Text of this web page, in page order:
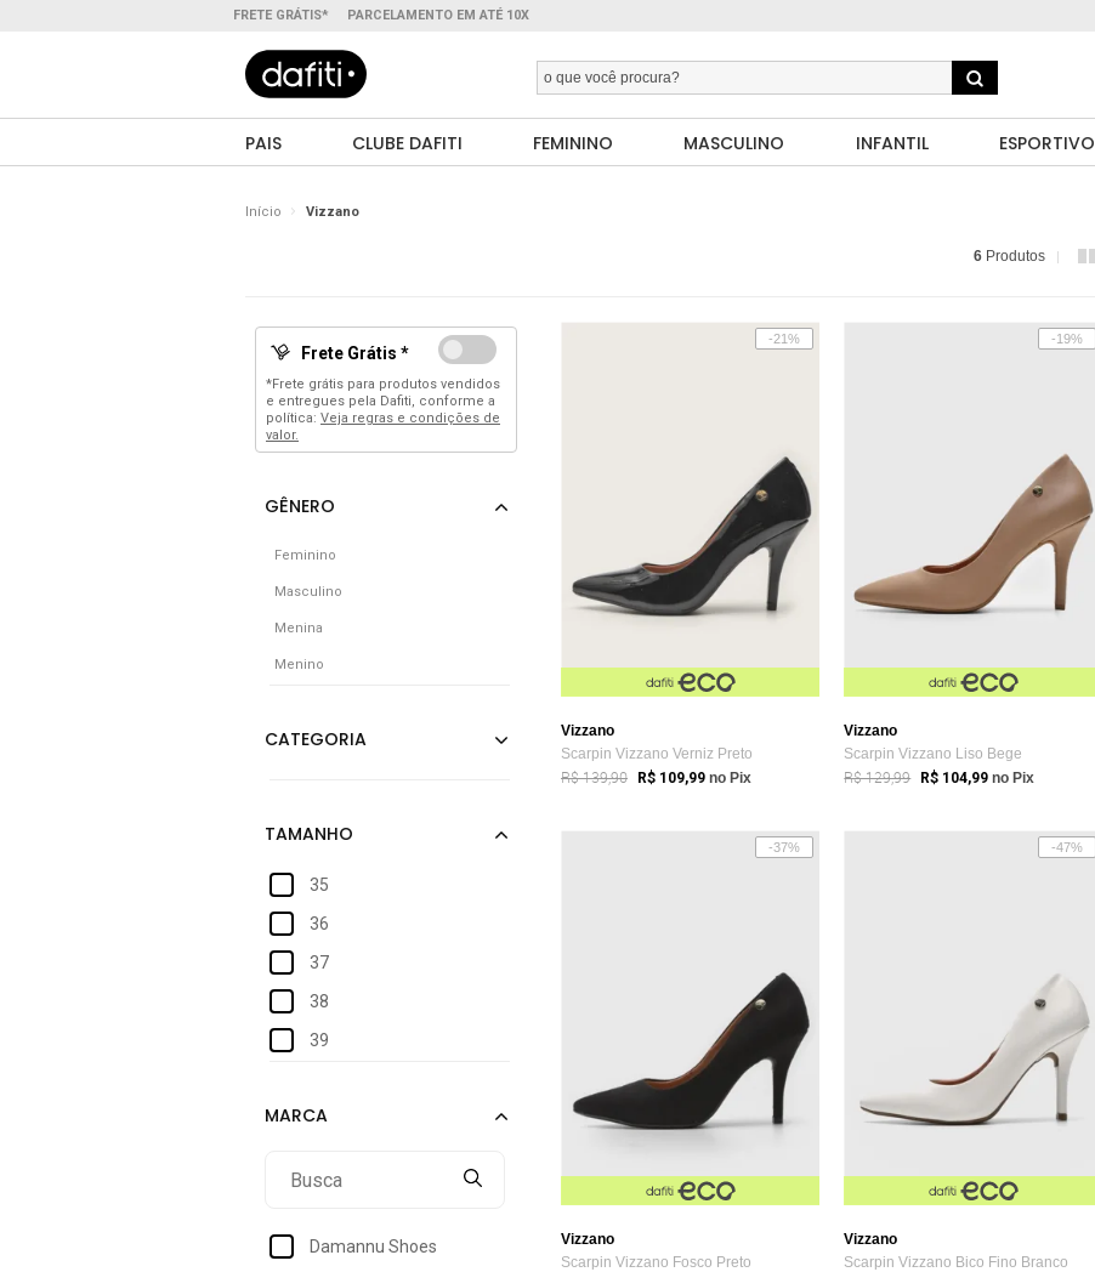
FRETE GRÁTIS* PARCELAMENTO EM ATÉ 10X
PAIS CLUBE DAFITI FEMININO MASCULINO INFANTIL ESPORTIVO
Início Vizzano
6 Produtos
Frete Grátis *
*Frete grátis para produtos vendidos
e entregues pela Dafiti, conforme a
política: Veja regras e condições de
valor.
Feminino
Masculino
Menina
Menino
35
36
37
38
39
Damannu Shoes
-21%
Vizzano
Scarpin Vizzano Verniz Preto
R$ 139,90 R$ 109,99 no Pix
-19%
Vizzano
Scarpin Vizzano Liso Bege
R$ 129,99 R$ 104,99 no Pix
-37%
Vizzano
Scarpin Vizzano Fosco Preto
-47%
Vizzano
Scarpin Vizzano Bico Fino Branco